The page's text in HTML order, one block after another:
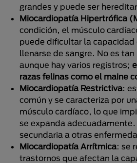
grandes y puede ser
Miocardiopatía Hipertrófica
condición, el músculo
puede dificultar la capacidad
llenarse de sangre. No es tan
aunque hay varios registros;
razas felinas como el maine
Miocardiopatía Restrictiva:
común y se caracteriza por
músculo cardíaco, lo que
se expanda adecuadamente.
secundaria a otras
Miocardiopatía Arrítmica: se
trastornos que afectan la